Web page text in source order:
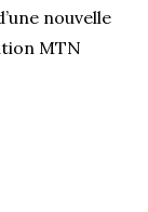
nouvelle
MTN